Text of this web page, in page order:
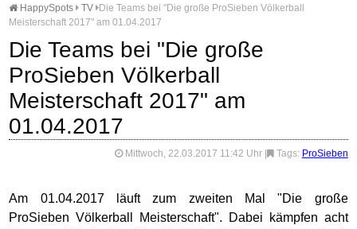
HappySpots TV
Die Teams bei "Die große ProSieben Völkerball
Meisterschaft 2017" am 01.04.2017
Die Teams bei "Die große
ProSieben Völkerball
Meisterschaft 2017" am
01.04.2017
Mittwoch, 22.03.2017 11:42 Uhr Tags: ProSieben
Am 01.04.2017 läuft zum zweiten Mal "Die große
ProSieben Völkerball Meisterschaft". Dabei kämpfen acht